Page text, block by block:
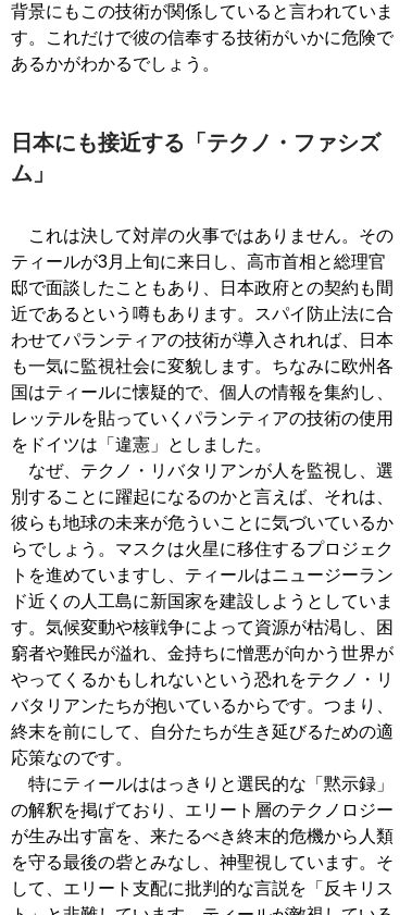
背景にもこの技術が関係していると言われていま
す。これだけで彼の信奉する技術がいかに危険で
あるかがわかるでしょう。
日本にも接近する「テクノ・ファシズ
ム」
これは決して対岸の火事ではありません。その
ティールが3月上旬に来日し、高市首相と総理官
邸で面談したこともあり、日本政府との契約も間
近であるという噂もあります。スパイ防止法に合
わせてパランティアの技術が導入されれば、日本
も一気に監視社会に変貌します。ちなみに欧州各
国はティールに懐疑的で、個人の情報を集約し、
レッテルを貼っていくパランティアの技術の使用
をドイツは「違憲」としました。
なぜ、テクノ・リバタリアンが人を監視し、選
別することに躍起になるのかと言えば、それは、
彼らも地球の未来が危ういことに気づいているか
らでしょう。マスクは火星に移住するプロジェク
トを進めていますし、ティールはニュージーラン
ド近くの人工島に新国家を建設しようとしていま
す。気候変動や核戦争によって資源が枯渇し、困
窮者や難民が溢れ、金持ちに憎悪が向かう世界が
やってくるかもしれないという恐れをテクノ・リ
バタリアンたちが抱いているからです。つまり、
終末を前にして、自分たちが生き延びるための適
応策なのです。
特にティールははっきりと選民的な「黙示録」
の解釈を掲げており、エリート層のテクノロジー
が生み出す富を、来たるべき終末的危機から人類
を守る最後の砦とみなし、神聖視しています。そ
して、エリート支配に批判的な言説を「反キリス